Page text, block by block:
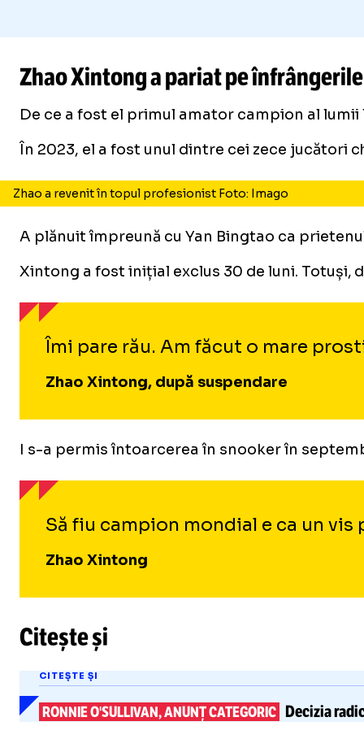
Zhao Xintong a pariat pe
De ce a fost el primul amator campion al
În 2023, el a fost unul dintre cei zece jucători
Zhao a revenit în topul profesionist Foto: Imago
A plănuit împreună cu Yan Bingtao ca
Xintong a fost inițial exclus 30 de luni. Totuși,
Îmi pare rău. Am făcut o mare
Zhao Xintong, după suspendare
I s-a permis întoarcerea în snooker în
Să fiu campion mondial e ca un
Zhao Xintong
Citește și
CITEȘTE ȘI
RONNIE O'SULLIVAN, ANUNȚ CATEGORIC Decizia